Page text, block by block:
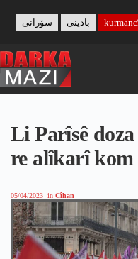
content
بادینی سۆرانی
Li Parîsê
re alîkarî
05/04/2023 in Cîhan